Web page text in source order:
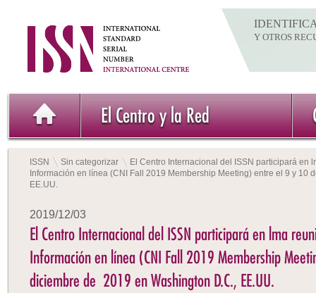
Y OTROS
El Centro y la Red
ISSN Sin categorizar
El Centro Internacional del ISSN participará en
Información en línea (CNI Fall 2019 Membership Meeting) entre el 9 y 10
EE.UU.
2019/12/03
El Centro Internacional del ISSN participará en lma
Información en línea (CNI Fall 2019 Membership
diciembre de 2019 en Washington D.C., EE.UU.